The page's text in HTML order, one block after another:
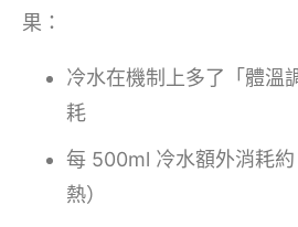
果：
冷水在機制上多了「體溫
耗
每 500ml 冷水額外消耗
熱）